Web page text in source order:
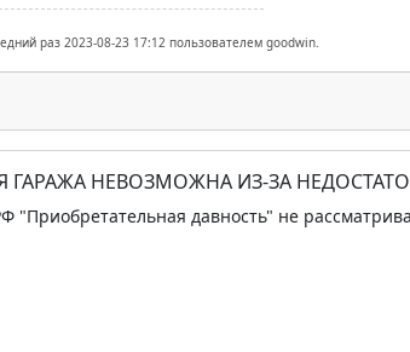
раз 2023-08-23 17:12 пользователем goodwin.
ГАРАЖА НЕВОЗМОЖНА ИЗ-ЗА
"Приобретательная давность" не